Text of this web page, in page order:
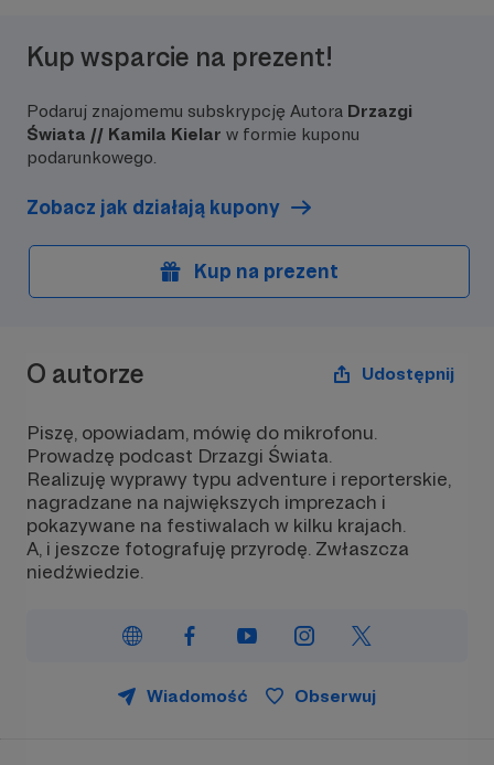
szansę na bardziej osobistą relację.
Aha, i będziesz też wymieniony jako
Kup wsparcie na prezent!
Podaruj znajomemu subskrypcję Autora Drzazgi
Świata // Kamila Kielar w formie kuponu
podarunkowego.
Zobacz jak działają kupony
Kup na prezent
O autorze Udostępnij
Piszę, opowiadam, mówię do mikrofonu.
Prowadzę podcast Drzazgi Świata.
Realizuję wyprawy typu adventure i reporterskie,
nagradzane na największych imprezach i
pokazywane na festiwalach w kilku krajach.
A, i jeszcze fotografuję przyrodę. Zwłaszcza
niedźwiedzie.
Wiadomość Obserwuj